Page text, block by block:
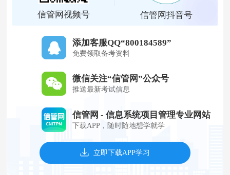
信管网视频号 信管网抖音号
添加客服QQ“800184589”
免费领取备考资料
微信关注“信管网”公众号
推送最新考试信息
信管网 - 信息系统项目管理专业网站
下载APP，随时随地想学就学
立即下载APP学习